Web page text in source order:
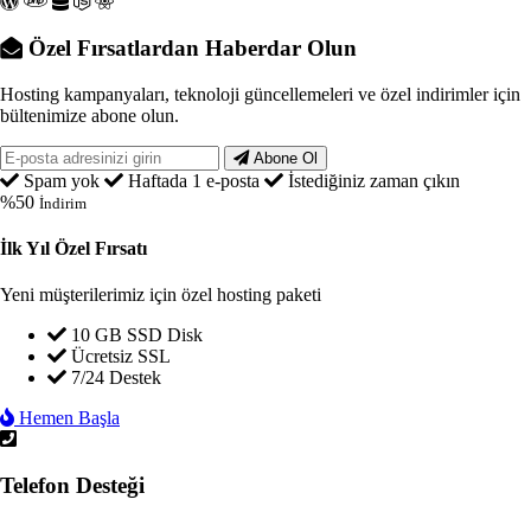
Özel Fırsatlardan Haberdar Olun
Hosting kampanyaları, teknoloji güncellemeleri ve özel indirimler için
bültenimize abone olun.
Abone Ol
Spam yok Haftada 1 e-posta
İstediğiniz zaman çıkın
%50 İndirim
İlk Yıl Özel Fırsatı
Yeni müşterilerimiz için özel hosting paketi
10 GB SSD Disk
Ücretsiz SSL
7/24 Destek
Hemen Başla
Telefon Desteği